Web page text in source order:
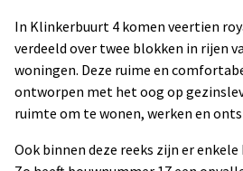
In Klinkerbuurt 4 komen veertien
verdeeld over twee blokken in rijen
woningen. Deze ruime en
ontworpen met het oog op
ruimte om te wonen, werken en
Ook binnen deze reeks zijn er